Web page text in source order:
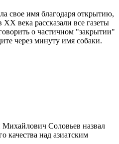
свое имя благодаря открытию,
века рассказали все газеты
о частичном "закрытии"
через минуту имя собаки.
Соловьев назвал
качества над азиатским